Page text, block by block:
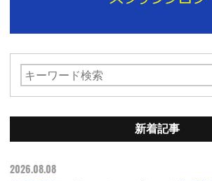
新着記事
2026.08.08